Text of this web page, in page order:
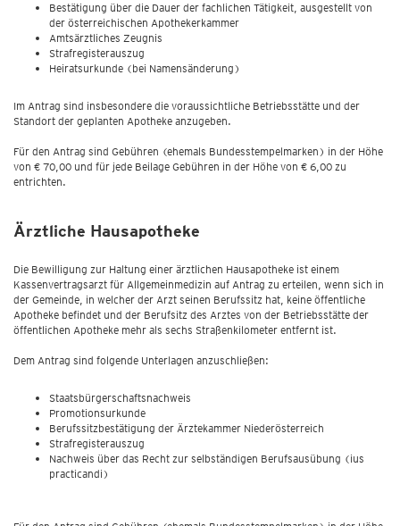
Bestätigung über die Dauer der fachlichen Tätigkeit, ausgestellt von
der österreichischen Apothekerkammer
Amtsärztliches Zeugnis
Strafregisterauszug
Heiratsurkunde (bei Namensänderung)
Im Antrag sind insbesondere die voraussichtliche Betriebsstätte und der
Standort der geplanten Apotheke anzugeben.
Für den Antrag sind Gebühren (ehemals Bundesstempelmarken) in der Höhe
von € 70,00 und für jede Beilage Gebühren in der Höhe von € 6,00 zu
entrichten.
Ärztliche Hausapotheke
Die Bewilligung zur Haltung einer ärztlichen Hausapotheke ist einem
Kassenvertragsarzt für Allgemeinmedizin auf Antrag zu erteilen, wenn sich in
der Gemeinde, in welcher der Arzt seinen Berufssitz hat, keine öffentliche
Apotheke befindet und der Berufsitz des Arztes von der Betriebsstätte der
öffentlichen Apotheke mehr als sechs Straßenkilometer entfernt ist.
Dem Antrag sind folgende Unterlagen anzuschließen:
Staatsbürgerschaftsnachweis
Promotionsurkunde
Berufssitzbestätigung der Ärztekammer Niederösterreich
Strafregisterauszug
Nachweis über das Recht zur selbständigen Berufsausübung (ius
practicandi)